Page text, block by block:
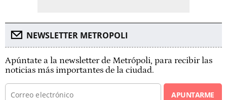
NEWSLETTER METROPOLI
Apúntate a la newsletter de Metrópoli, para recibir las
noticias más importantes de la ciudad.
APUNTARME